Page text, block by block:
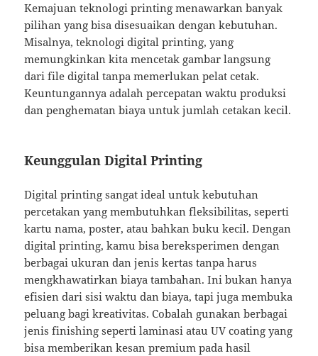
Kemajuan teknologi printing menawarkan banyak
pilihan yang bisa disesuaikan dengan kebutuhan.
Misalnya, teknologi digital printing, yang
memungkinkan kita mencetak gambar langsung
dari file digital tanpa memerlukan pelat cetak.
Keuntungannya adalah percepatan waktu produksi
dan penghematan biaya untuk jumlah cetakan kecil.
Keunggulan Digital Printing
Digital printing sangat ideal untuk kebutuhan
percetakan yang membutuhkan fleksibilitas, seperti
kartu nama, poster, atau bahkan buku kecil. Dengan
digital printing, kamu bisa bereksperimen dengan
berbagai ukuran dan jenis kertas tanpa harus
mengkhawatirkan biaya tambahan. Ini bukan hanya
efisien dari sisi waktu dan biaya, tapi juga membuka
peluang bagi kreativitas. Cobalah gunakan berbagai
jenis finishing seperti laminasi atau UV coating yang
bisa memberikan kesan premium pada hasil